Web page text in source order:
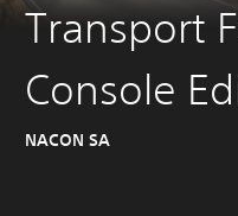
Transport
Console
NACON SA